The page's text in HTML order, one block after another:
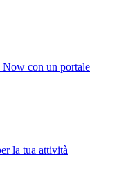
Now con un portale
la tua attività